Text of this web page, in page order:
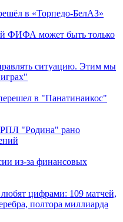
в «Торпедо-БелАЗ»
ФИФА может быть только
ситуацию. Этим мы
в "Панатинаикос"
РПЛ "Родина" рано
из-за финансовых
цифрами: 109 матчей,
полтора миллиарда